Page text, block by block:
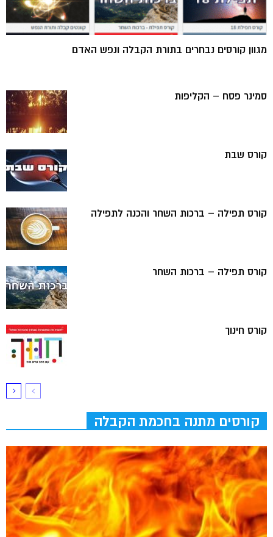
מגוון קורסים נבחרים בתורת הקבלה ונפש האדם
סמינר פסח – הקליפות
קורס שבת
קורס תפילה – ברכות השחר והכנה לתפילה
קורס תפילה – ברכות השחר
קורס חינוך
קורסים מתנה בחכמת הקבלה